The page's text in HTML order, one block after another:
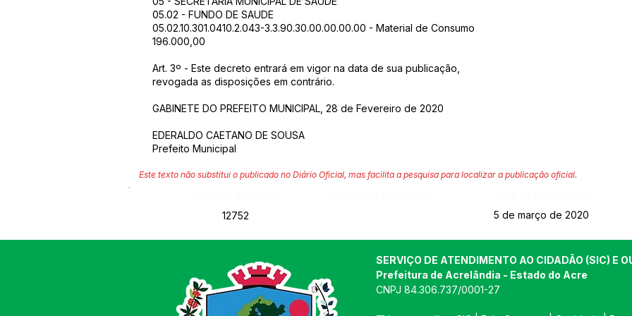
05.02 - FUNDO DE SAUDE
05.02.10.301.0410.2.043-3.3.90.30.00.00.00.00 - Material de Consumo
196.000,00
Art. 3º - Este decreto entrará em vigor na data de sua publicação,
revogada as disposições em contrário.
GABINETE DO PREFEITO MUNICIPAL, 28 de Fevereiro de 2020
EDERALDO CAETANO DE SOUSA
Prefeito Municipal
Este texto não substitui o publicado no Diário Oficial, mas facilita a pesquisa para localizar a publicação oficial.
12752
5 de março de 2020
SERVIÇO DE ATENDIMENTO AO CIDADÃO (SIC) E
Prefeitura de Acrelândia - Estado do Acre
CNPJ 84.306.737/0001-27